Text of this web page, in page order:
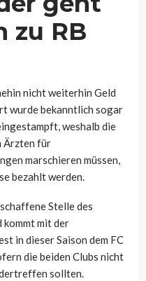
zu RB
nicht weiterhin Geld
wurde bekanntlich sogar
weshalb die
Ärzten für
marschieren müssen,
bezahlt werden.
Stelle des
mit der
in dieser Saison dem FC
die beiden Clubs nicht
sollten.